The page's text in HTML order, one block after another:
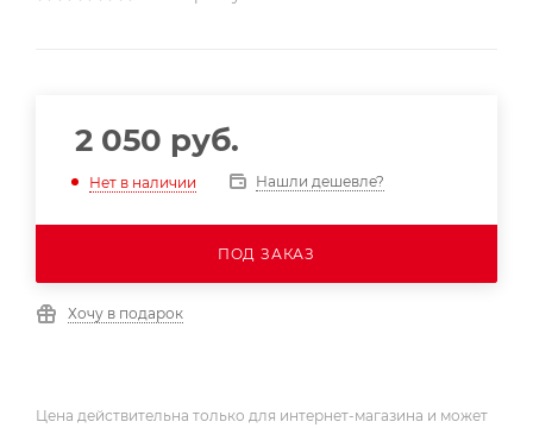
2 050 руб.
Нет в наличии Нашли дешевле?
ПОД ЗАКАЗ
Хочу в подарок
Цена действительна только для интернет-магазина и может